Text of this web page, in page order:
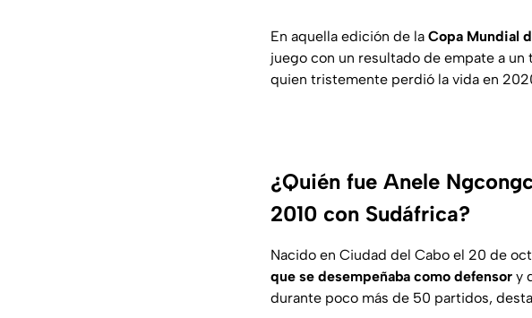
En aquella edición de la Copa Mundial
juego con un resultado de empate a
quien tristemente perdió la vida en
¿Quién fue Anele
2010 con Sudáfrica?
Nacido en Ciudad del Cabo el 20 de
que se desempeñaba como defensor y
durante poco más de 50 partidos,